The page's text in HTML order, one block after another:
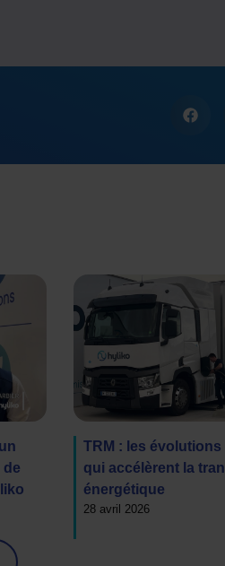
de
TRM : les
qui accélèrent la
énergétique
28 avril 2026